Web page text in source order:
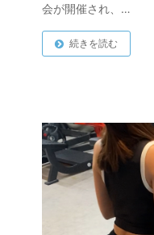
会が開催され、…
続きを読む